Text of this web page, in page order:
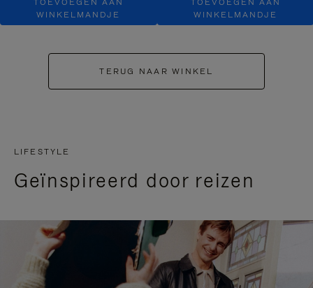
TOEVOEGEN AAN
WINKELMANDJE
TOEVOEGEN AAN
WINKELMANDJE
TERUG NAAR WINKEL
LIFESTYLE
Geïnspireerd door reizen